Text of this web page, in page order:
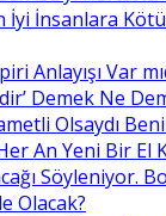
İyi İnsanlara
Anlayışı Var
Demek Ne
Olsaydı
An Yeni Bir El
Söyleniyor.
Olacak?